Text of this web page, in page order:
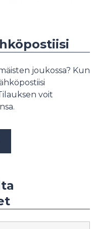
joukossa? Kun
voit